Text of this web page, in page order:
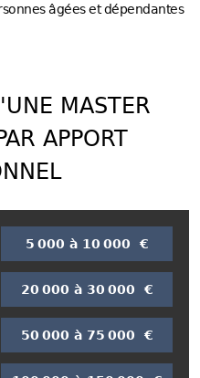
âgées et dépendantes
MASTER
APPORT
5 000 à 10 000 €
20 000 à 30 000 €
50 000 à 75 000 €